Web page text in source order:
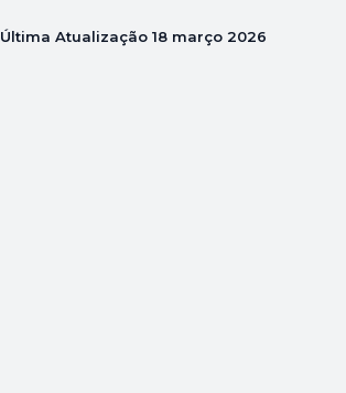
Última Atualização 18 março 2026